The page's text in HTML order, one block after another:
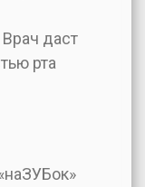
Врач даст
рта